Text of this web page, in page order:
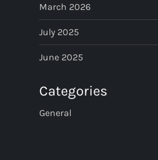
a
g
n
March 2026
July 2025
June 2025
Categories
General